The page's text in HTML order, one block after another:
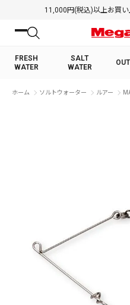
11,000円(税込)以上お買
FRESH
WATER
SALT
WATER
絞り
PREMIUM オンライン限
FRESH WATER
SALT WATER
ホーム ソルトウォーター ルアー